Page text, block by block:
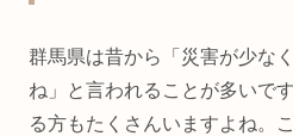
群馬県は昔から「災害が少な
ね」と言われることが多いで
る方もたくさんいますよね。